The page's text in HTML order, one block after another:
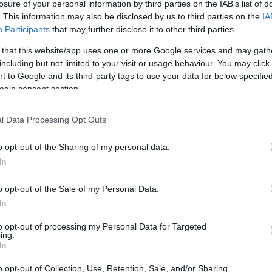
of your personal information by third parties on the IAB’s list of
This information may also be disclosed by us to third parties on the
Participants that may further disclose it to other third parties.
that this website/app uses one or more Google services and may
but not limited to your visit or usage behaviour. You may
to Google and its third-party tags to use your data for below
consent section.
Data Processing Opt Outs
opt-out of the Sharing of my personal data.
opt-out of the Sale of my Personal Data.
opt-out of processing my Personal Data for Targeted
opt-out of Collection, Use, Retention, Sale, and/or Sharing
ατομική εξόρυξη(mining)
όταν ηδραστηριότητα εξόρυξης
(εταιρεία).
σήμερα ένα ολοκληρωμένο νομικό
ενώ οι χώρες της
φορολογικό σύστημα για τον
20:40
20:23
20:15